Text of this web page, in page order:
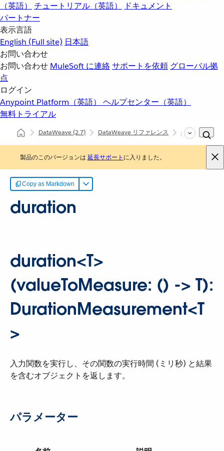
（英語）
チュートリアル（英語）
ドキュメント
パートナー
表示言語
English (Full site) 日本語
お問い合わせ
お問い合わせ MuleSoft に連絡サポートを依頼 グローバル拠
点
ログイン
Anypoint Platform（英語） ヘルプセンター（英語）
無料トライアル
DataWeave(2.7) DataWeave リファレンス dw::util::Timer
製品のこのバージョンは 延長サポート に入りました。
Copy as Markdown
duration
duration<T>
(valueToMeasure: () -> T):
DurationMeasurement<T
>
入力関数を実行し、その関数の実行時間 (ミリ秒) と結果
を含むオブジェクトを返します。
パラメーター